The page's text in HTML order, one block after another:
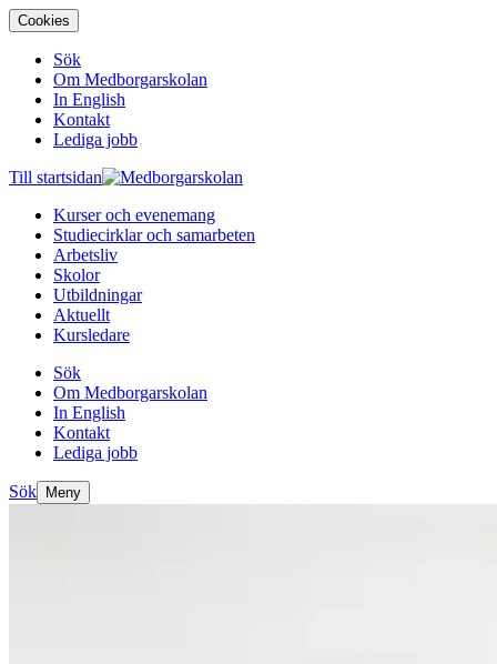
Cookies
Sök
Om Medborgarskolan
In English
Kontakt
Lediga jobb
Till startsidan
Kurser och evenemang
Studiecirklar och samarbeten
Arbetsliv
Skolor
Utbildningar
Aktuellt
Kursledare
Sök
Om Medborgarskolan
In English
Kontakt
Lediga jobb
Sök Meny